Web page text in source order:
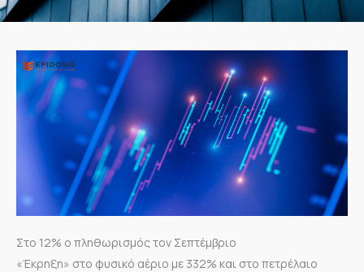
Στο 12% ο πληθωρισμός τον Σεπτέμβριο
«Έκρηξη» στο φυσικό αέριο με 332% και στο πετρέλαιο